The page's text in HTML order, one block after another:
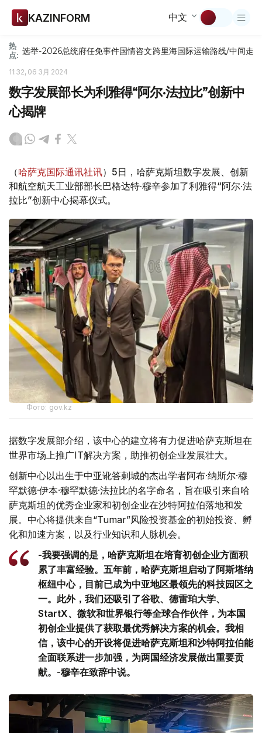
KAZINFORM 中文
热
点: 选举-2026总统府任免事件国情咨文跨里海国际运输路线/中间走廊
11:32, 06 3月 2024
数字发展部长为利雅得“阿尔·法拉比”创新中
心揭牌
（哈萨克国际通讯社讯）5日，哈萨克斯坦数字发展、创新
和航空航天工业部部长巴格达特·穆辛参加了利雅得“阿尔·法
拉比”创新中心揭幕仪式。
Фото: gov.kz
据数字发展部介绍，该中心的建立将有力促进哈萨克斯坦在
世界市场上推广IT解决方案，助推初创企业发展壮大。
创新中心以出生于中亚讹答剌城的杰出学者阿布·纳斯尔·穆
罕默德·伊本·穆罕默德·法拉比的名字命名，旨在吸引来自哈
萨克斯坦的优秀企业家和初创企业在沙特阿拉伯落地和发
展。中心将提供来自“Tumar”风险投资基金的初始投资、孵
化和加速方案，以及行业知识和人脉机会。
-我要强调的是，哈萨克斯坦在培育初创企业方面积
累了丰富经验。五年前，哈萨克斯坦启动了阿斯塔纳
枢纽中心，目前已成为中亚地区最领先的科技园区之
一。此外，我们还吸引了谷歌、德雷珀大学、
StartX、微软和世界银行等全球合作伙伴，为本国
初创企业提供了获取最优秀解决方案的机会。我相
信，该中心的开设将促进哈萨克斯坦和沙特阿拉伯能
全面联系进一步加强，为两国经济发展做出重要贡
献。-穆辛在致辞中说。